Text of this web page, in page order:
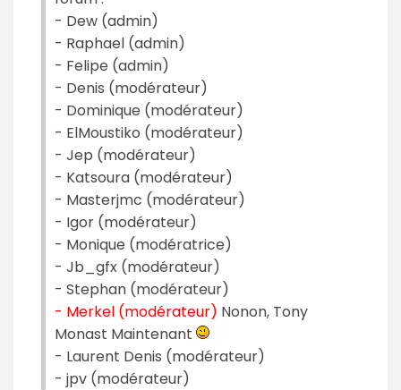
- Dew (admin)
- Raphael (admin)
- Felipe (admin)
- Denis (modérateur)
- Dominique (modérateur)
- ElMoustiko (modérateur)
- Jep (modérateur)
- Katsoura (modérateur)
- Masterjmc (modérateur)
- Igor (modérateur)
- Monique (modératrice)
- Jb_gfx (modérateur)
- Stephan (modérateur)
- Merkel (modérateur) Nonon, Tony
Monast Maintenant
- Laurent Denis (modérateur)
- jpv (modérateur)